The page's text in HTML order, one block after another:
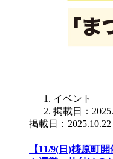
イベント
掲載日：
掲載日：2025.10.22
【11/9(日)梼原町